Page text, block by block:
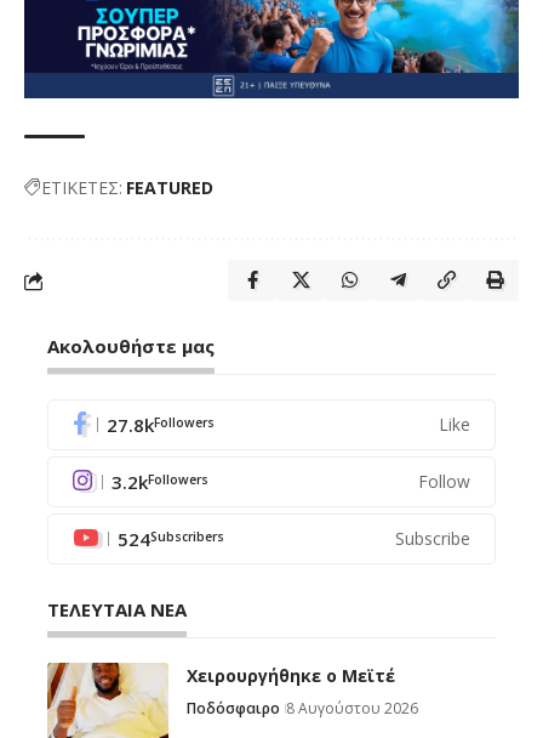
ΕΤΙΚΕΤΕΣ: FEATURED
Ακολουθήστε μας
27.8kFollowers Like
3.2kFollowers Follow
524Subscribers Subscribe
ΤΕΛΕΥΤΑΙΑ ΝΕΑ
Χειρουργήθηκε ο Μεϊτέ
Ποδόσφαιρο 8 Αυγούστου 2026